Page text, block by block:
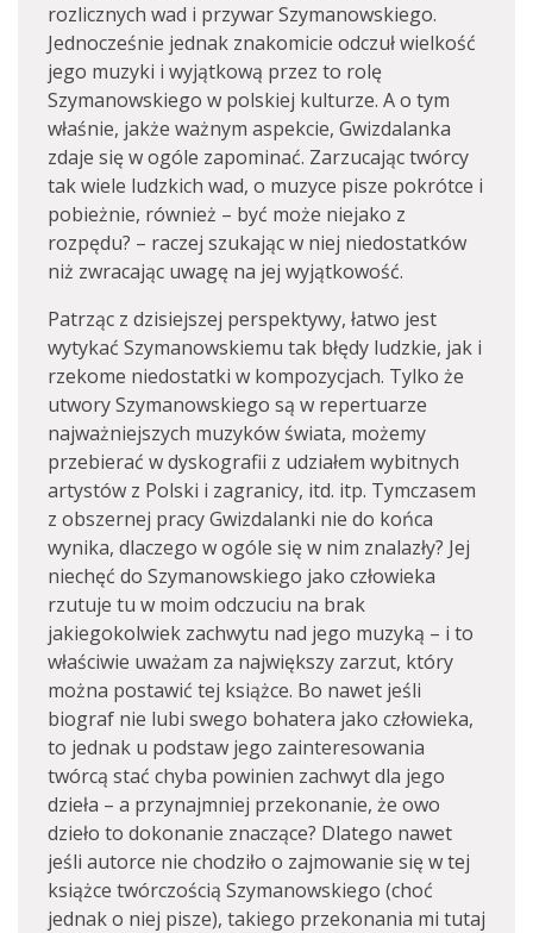
rozlicznych wad i przywar Szymanowskiego.
Jednocześnie jednak znakomicie odczuł wielkość
jego muzyki i wyjątkową przez to rolę
Szymanowskiego w polskiej kulturze. A o tym
właśnie, jakże ważnym aspekcie, Gwizdalanka
zdaje się w ogóle zapominać. Zarzucając twórcy
tak wiele ludzkich wad, o muzyce pisze pokrótce i
pobieżnie, również – być może niejako z
rozpędu? – raczej szukając w niej niedostatków
niż zwracając uwagę na jej wyjątkowość.
Patrząc z dzisiejszej perspektywy, łatwo jest
wytykać Szymanowskiemu tak błędy ludzkie, jak i
rzekome niedostatki w kompozycjach. Tylko że
utwory Szymanowskiego są w repertuarze
najważniejszych muzyków świata, możemy
przebierać w dyskografii z udziałem wybitnych
artystów z Polski i zagranicy, itd. itp. Tymczasem
z obszernej pracy Gwizdalanki nie do końca
wynika, dlaczego w ogóle się w nim znalazły? Jej
niechęć do Szymanowskiego jako człowieka
rzutuje tu w moim odczuciu na brak
jakiegokolwiek zachwytu nad jego muzyką – i to
właściwie uważam za największy zarzut, który
można postawić tej książce. Bo nawet jeśli
biograf nie lubi swego bohatera jako człowieka,
to jednak u podstaw jego zainteresowania
twórcą stać chyba powinien zachwyt dla jego
dzieła – a przynajmniej przekonanie, że owo
dzieło to dokonanie znaczące? Dlatego nawet
jeśli autorce nie chodziło o zajmowanie się w tej
książce twórczością Szymanowskiego (choć
jednak o niej pisze), takiego przekonania mi tutaj